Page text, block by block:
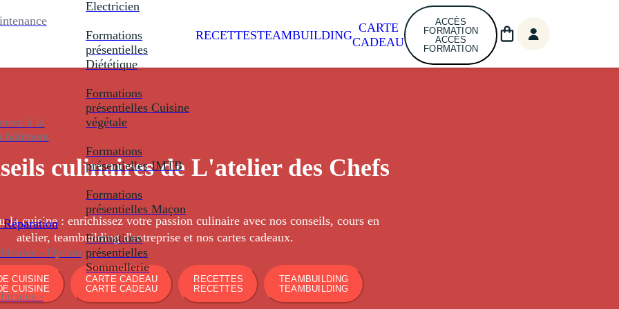
à la
bâtiment
- Option
-
Electricien
Formations
présentielles
Diététique
Formations
présentielles Cuisine
végétale
Formations
présentielles IMTB
Formations
présentielles Maçon
Formations
présentielles
Sommellerie
RECETTESTEAMBUILDING
CARTE
CADEAU
ACCÈS
FORMATION
ACCÈS
FORMATION
culinaires de L'atelier des Chefs
la cuisine : enrichissez votre passion culinaire avec nos conseils, cours en
atelier, teambuilding d'entreprise et nos cartes cadeaux.
CUISINE
CUISINE
CARTE CADEAU
CARTE CADEAU
RECETTES
RECETTES
TEAMBUILDING
TEAMBUILDING